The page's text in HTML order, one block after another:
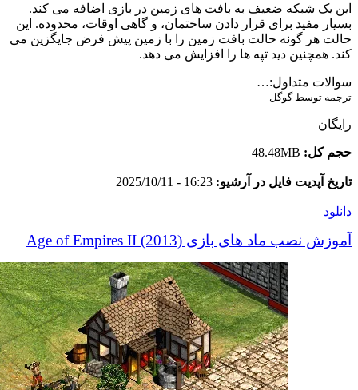
این یک شبکه ضعیف به بافت های زمین در بازی اضافه می کند.
بسیار مفید برای قرار دادن ساختمان، و گاهی اوقات، محدوده. این
حالت هر گونه حالت بافت زمین را با زمین پیش فرض جایگزین می
کند. همچنین دید تپه ها را افزایش می دهد.
سوالات متداول:…
ترجمه توسط گوگل
رایگان
حجم کل: 48.48MB
تاریخ آپدیت فایل در آرشیو: 16:23 - 2025/10/11
دانلود
آموزش نصب ماد های بازی Age of Empires II (2013)